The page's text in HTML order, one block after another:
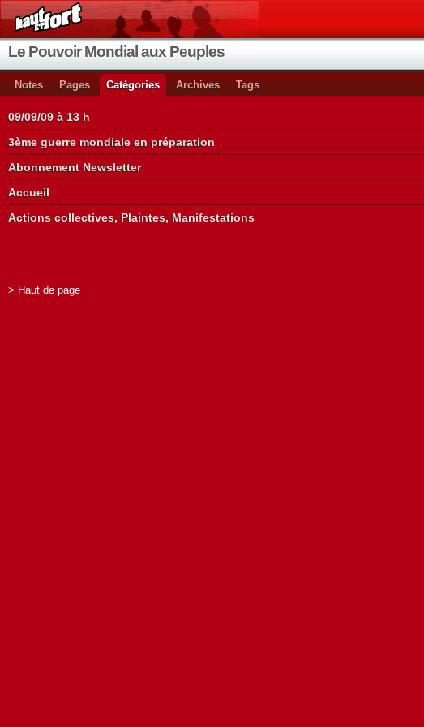
Le Pouvoir Mondial aux Peuples
Notes Pages Catégories Archives Tags
09/09/09 à 13 h
3ème guerre mondiale en préparation
Abonnement Newsletter
Accueil
Actions collectives, Plaintes, Manifestations
> Haut de page